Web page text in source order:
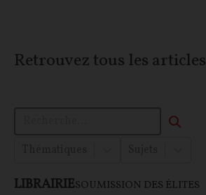
Retrouvez tous les articles
LIBRAIRIESOUMISSION DES ÉLITES